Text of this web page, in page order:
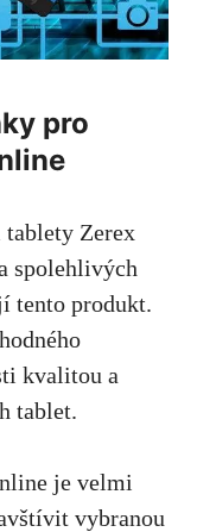
pro
Zerex
spolehlivých
tento produkt.
kvalitou a
tablet.
je velmi
vybranou